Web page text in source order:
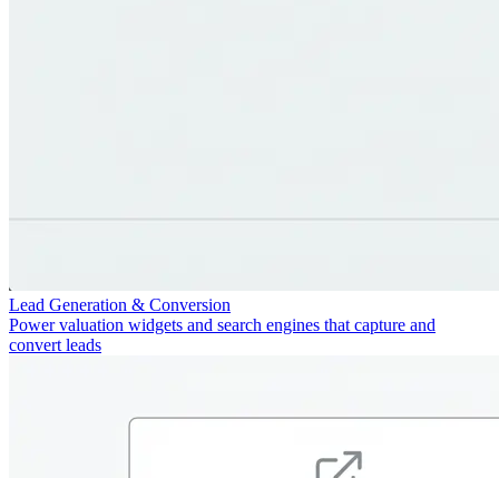
Lead Generation & Conversion
Power valuation widgets and search engines that capture and
convert leads